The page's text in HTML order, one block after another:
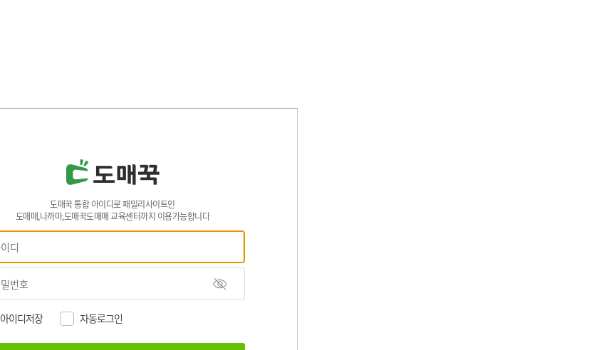
도매꾹 통합 아이디로 패밀리사이트인
도매매,나까마,도매꾹도매매 교육센터까지 이용가능합니다
아이디저장 자동로그인